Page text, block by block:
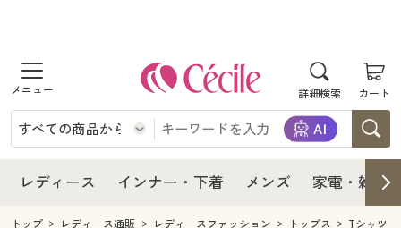
詳細検索 カート
商品を探す
レディース
レディースファッション
インナー・下着
インナー・下着通販すべて
メンズ
レディース インナー・下着 メンズ 家電・雑貨
レディース
レディース通販すべて
レディースファッション
インナー・下着
インナー・下着通販すべて
メンズ
トップ レディース通販 レディースファッション トップス Tシャツ